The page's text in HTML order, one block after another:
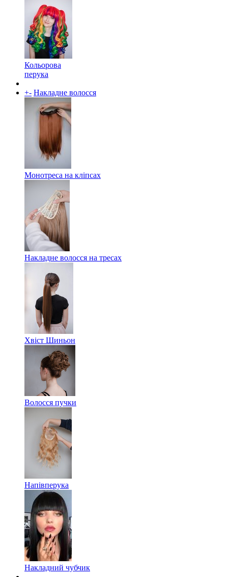
Кольорова
перука
+- Накладне волосся
Монотреса на кліпсах
Накладне волосся на тресах
Хвіст Шиньон
Волосся пучки
Напівперука
Накладний чубчик